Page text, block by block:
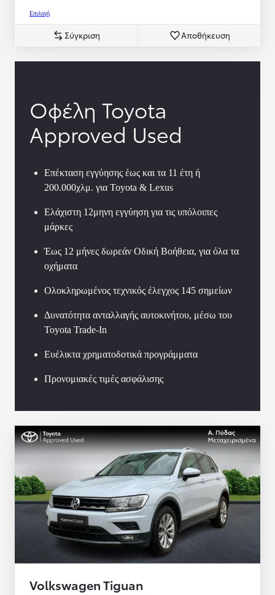
Επιλογή
Σύγκριση Αποθήκευση
Οφέλη Toyota
Approved Used
Επέκταση εγγύησης έως και τα 11 έτη ή
200.000χλμ. για Toyota & Lexus
Ελάχιστη 12μηνη εγγύηση για τις υπόλοιπες
μάρκες
Έως 12 μήνες δωρεάν Οδική Βοήθεια, για όλα τα
οχήματα
Ολοκληρωμένος τεχνικός έλεγχος 145 σημείων
Δυνατότητα ανταλλαγής αυτοκινήτου, μέσω του
Toyota Trade-In
Ευέλικτα χρηματοδοτικά προγράμματα
Προνομιακές τιμές ασφάλισης
Volkswagen Tiguan